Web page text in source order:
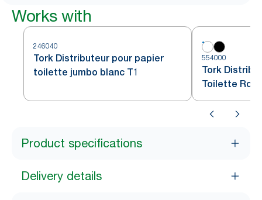
Works with
246040
Tork Distributeur pour papier
toilette jumbo blanc T1
554000
Tork
Toilette
Product specifications
Delivery details